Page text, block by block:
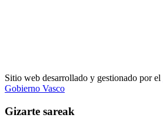
Sitio web desarrollado y gestionado por el
Gobierno Vasco
Gizarte sareak